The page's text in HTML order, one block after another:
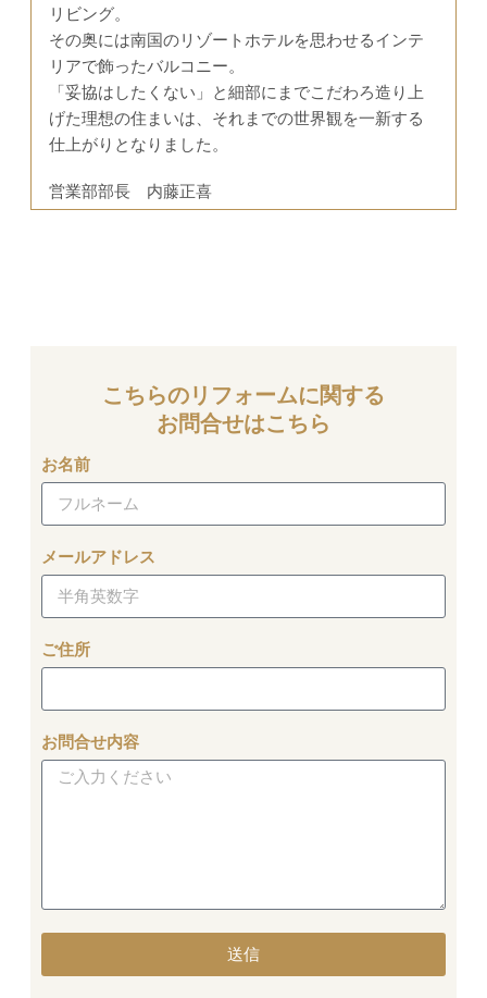
リビング。
その奥には南国のリゾートホテルを思わせるインテ
リアで飾ったバルコニー。
「妥協はしたくない」と細部にまでこだわろ造り上
げた理想の住まいは、それまでの世界観を一新する
仕上がりとなりました。
営業部部長 内藤正喜
こちらのリフォームに関する
お問合せはこちら
お名前
メールアドレス
ご住所
お問合せ内容
送信